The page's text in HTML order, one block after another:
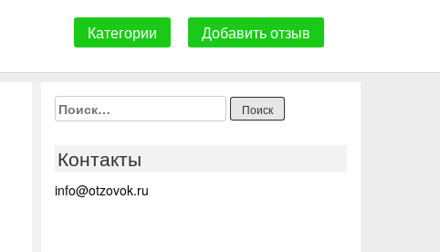
Категории Добавить отзыв
Найти:
Контакты
info@otzovok.ru